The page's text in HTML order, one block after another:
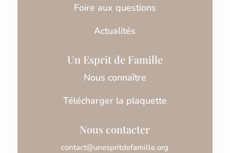
Foire aux questions
Actualités
Un Esprit de Famille
Nous connaître
Télécharger la plaquette
Nous contacter
contact@unespritdefamille.org